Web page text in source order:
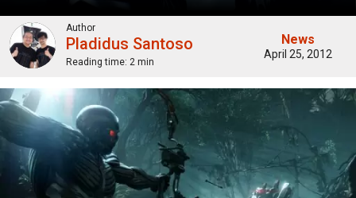
Author
Pladidus Santoso
Reading time: 2 min
News
April 25, 2012